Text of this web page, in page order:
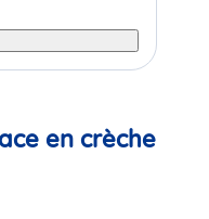
en crèche